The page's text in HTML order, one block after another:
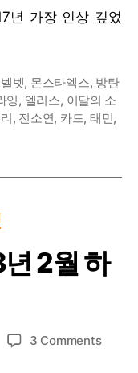
부
연
까
지
베
뮤
직
비
디
년 가장 인상 깊었
벳, 몬스타엑스, 방탄
잉, 엘리스, 이달의 소
, 전소연, 카드, 태민,
2월 하
3 Commentson